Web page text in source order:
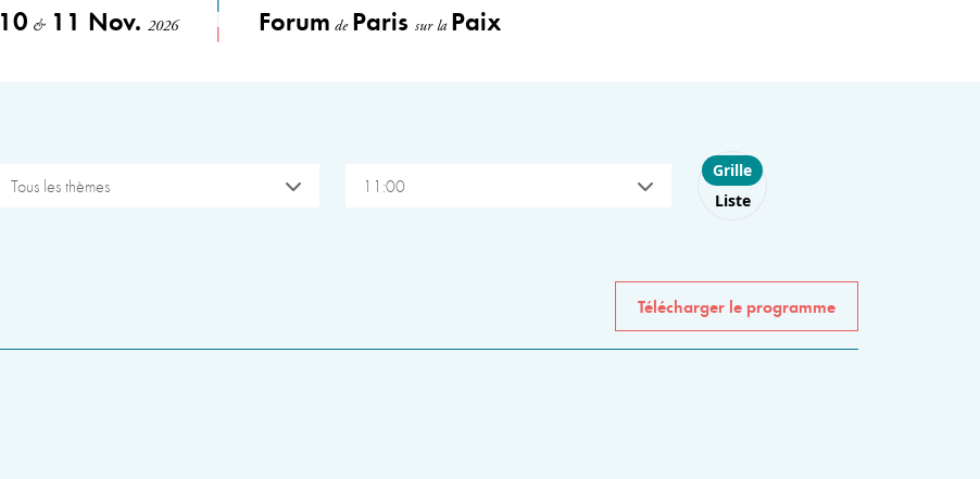
10 &11 Nov. 2026 Forum de Paris sur la Paix
Tous les thèmes 11:00
Choose layout
Grille
Liste
Télécharger le programme